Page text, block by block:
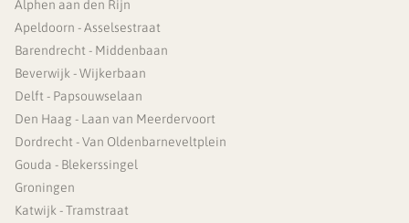
Alphen aan den Rijn
Apeldoorn - Asselsestraat
Barendrecht - Middenbaan
Beverwijk - Wijkerbaan
Delft - Papsouwselaan
Den Haag - Laan van Meerdervoort
Dordrecht - Van Oldenbarneveltplein
Gouda - Blekerssingel
Groningen
Katwijk - Tramstraat